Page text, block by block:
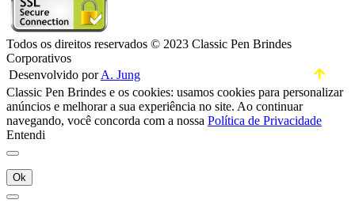
Todos os direitos reservados © 2023 Classic Pen Brindes
Corporativos
Desenvolvido porA. Jung
Classic Pen Brindes e os cookies: usamos cookies para personalizar
anúncios e melhorar a sua experiência no site. Ao continuar
navegando, você concorda com a nossa Política de Privacidade
Entendi
Ok